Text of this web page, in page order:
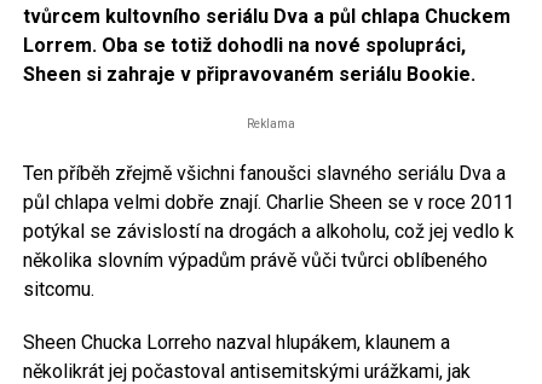
tvůrcem kultovního seriálu Dva a půl chlapa Chuckem
Lorrem. Oba se totiž dohodli na nové spolupráci,
Sheen si zahraje v připravovaném seriálu Bookie.
Reklama
Ten příběh zřejmě všichni fanoušci slavného seriálu Dva a
půl chlapa velmi dobře znají. Charlie Sheen se v roce 2011
potýkal se závislostí na drogách a alkoholu, což jej vedlo k
několika slovním výpadům právě vůči tvůrci oblíbeného
sitcomu.
Sheen Chucka Lorreho nazval hlupákem, klaunem a
několikrát jej počastoval antisemitskými urážkami, jak